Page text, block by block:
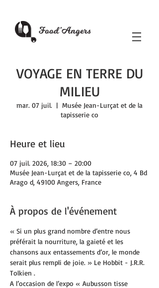
VOYAGE EN TERRE DU
MILIEU
mar. 07 juil.
  |
Musée Jean-Lurçat et de la
tapisserie co
Heure et lieu
07 juil. 2026, 18:30 – 20:00
Musée Jean-Lurçat et de la tapisserie co, 4 Bd
Arago d, 49100 Angers, France
À propos de l'événement
« Si un plus grand nombre d’entre nous
préférait la nourriture, la gaieté et les
chansons aux entassements d’or, le monde
serait plus rempli de joie. » Le Hobbit - J.R.R.
Tolkien .
A l’occasion de l’expo « Aubusson tisse